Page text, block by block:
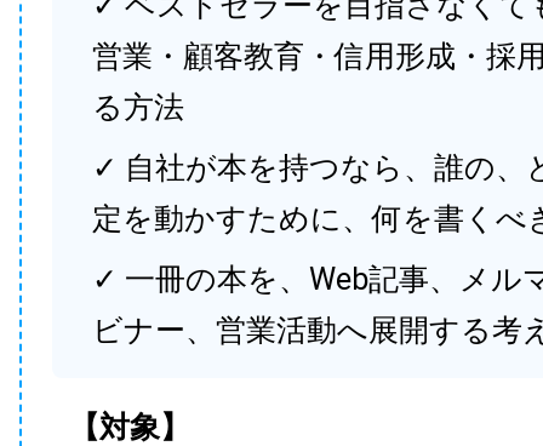
営業・顧客教育・信用形成・採
る方法
✓ 自社が本を持つなら、誰の、
定を動かすために、何を書くべ
✓ 一冊の本を、Web記事、メル
ビナー、営業活動へ展開する考
【対象】